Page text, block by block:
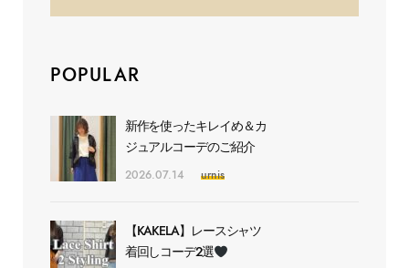
POPULAR
新作を使ったキレイめ＆カ
ジュアルコーデのご紹介
2026.07.14 urnis
【KAKELA】レースシャツ
着回しコーデ2選